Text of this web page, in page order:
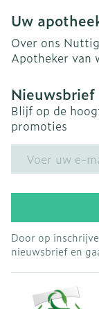
Uw
Over ons
Apotheker van
Nieuwsbrief
Blijf op de
promoties
Door op
nieuwsbrief en